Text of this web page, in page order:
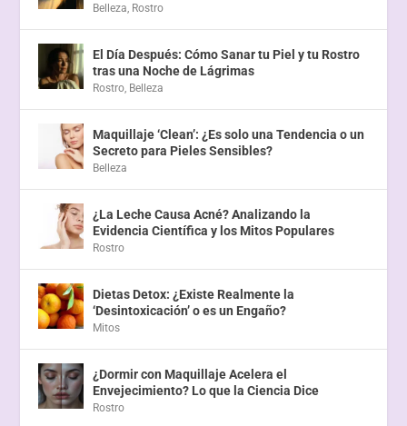
Belleza, Rostro
El Día Después: Cómo Sanar tu Piel y tu Rostro
tras una Noche de Lágrimas
Rostro, Belleza
Maquillaje ‘Clean’: ¿Es solo una Tendencia o un
Secreto para Pieles Sensibles?
Belleza
¿La Leche Causa Acné? Analizando la
Evidencia Científica y los Mitos Populares
Rostro
Dietas Detox: ¿Existe Realmente la
‘Desintoxicación’ o es un Engaño?
Mitos
¿Dormir con Maquillaje Acelera el
Envejecimiento? Lo que la Ciencia Dice
Rostro